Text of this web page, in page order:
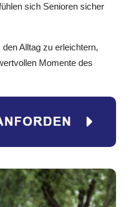
sich Senioren sicher
Alltag zu erleichtern,
Momente des